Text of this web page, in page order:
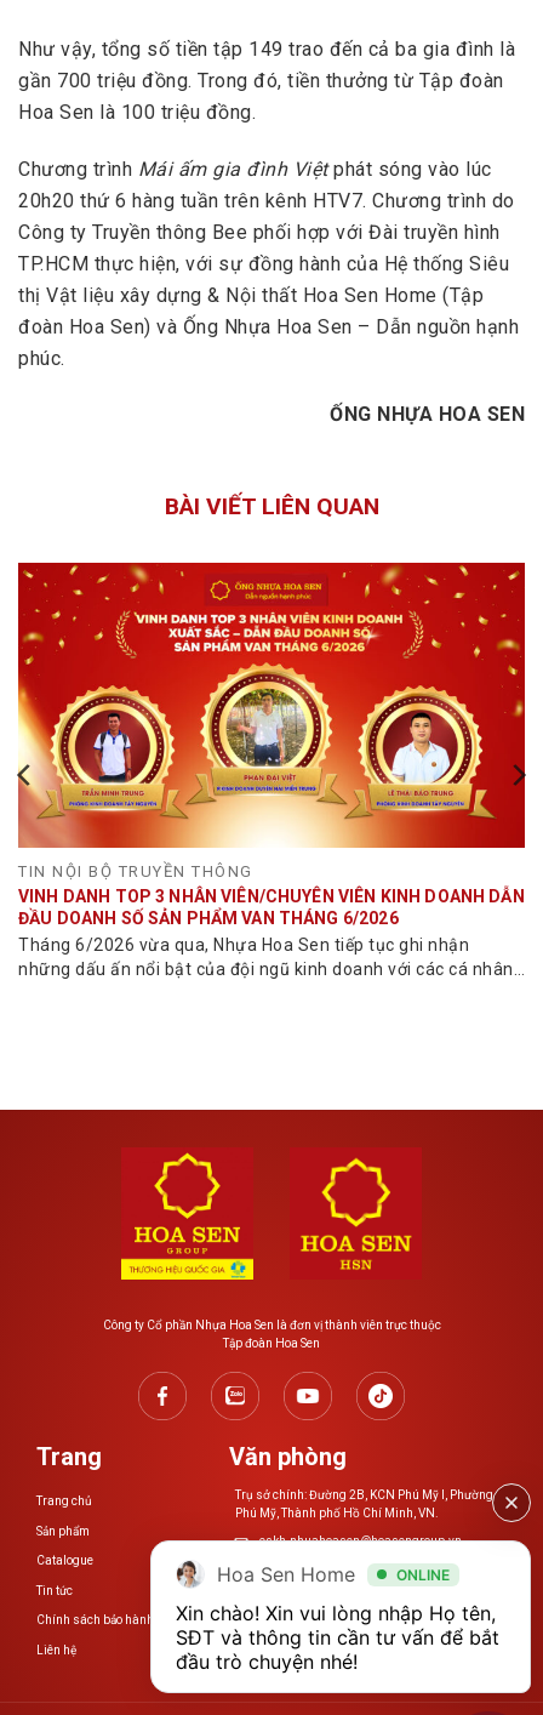
Như vậy, tổng số tiền tập 149 trao đến cả ba gia đình là
gần 700 triệu đồng. Trong đó, tiền thưởng từ Tập đoàn
Hoa Sen là 100 triệu đồng.
Chương trình Mái ấm gia đình Việtphát sóng vào lúc
20h20 thứ 6 hàng tuần trên kênh HTV7. Chương trình do
Công ty Truyền thông Bee phối hợp với Đài truyền hình
TP.HCM thực hiện, với sự đồng hành của Hệ thống Siêu
thị Vật liệu xây dựng & Nội thất Hoa Sen Home (Tập
đoàn Hoa Sen) và Ống Nhựa Hoa Sen – Dẫn nguồn hạnh
phúc.
ỐNG NHỰA HOA SEN
BÀI VIẾT LIÊN QUAN
TIN NỘI BỘ TRUYỀN THÔNG
VINH DANH TOP 3 NHÂN VIÊN/CHUYÊN VIÊN KINH DOANH DẪN
ĐẦU DOANH SỐ SẢN PHẨM VAN THÁNG 6/2026
Tháng 6/2026 vừa qua, Nhựa Hoa Sen tiếp tục ghi nhận
những dấu ấn nổi bật của đội ngũ kinh doanh với các cá nhân
Công ty Cổ phần Nhựa Hoa Sen là đơn vị thành viên trực thuộc
Tập đoàn Hoa Sen
Trang
Trang chủ
Sản phẩm
Catalogue
Tin tức
Chính sách bảo hành
Liên hệ
Văn phòng
Trụ sở chính: Đường 2B, KCN Phú Mỹ I, Phường
Phú Mỹ, Thành phố Hồ Chí Minh, VN.
cskh.nhuahoasen@hoasengroup.vn
0254 3923 888
www.nhuahoasen.vn
Hoa Sen Home ONLINE
Xin chào! Xin vui lòng nhập Họ tên,
SĐT và thông tin cần tư vấn để bắt
đầu trò chuyện nhé!